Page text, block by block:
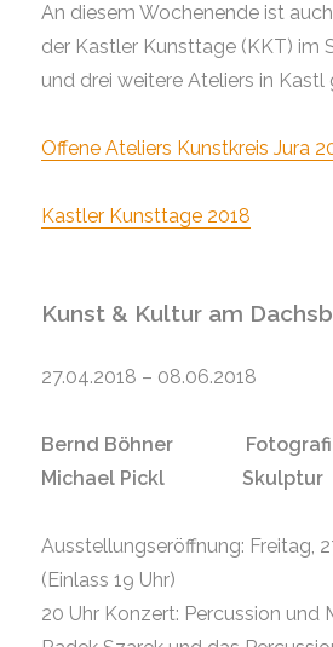
An diesem Wochenende ist
der Kastler Kunsttage (KKT) im
und drei weitere Ateliers in Kastl
Offene Ateliers Kunstkreis Jura
Kastler Kunsttage 2018
Kunst & Kultur am
27.04.2018 – 08.06.2018
Bernd Böhner
Michael Pickl Skulptur
Ausstellungseröffnung: Freitag,
(Einlass 19 Uhr)
20 Uhr Konzert: Percussion und